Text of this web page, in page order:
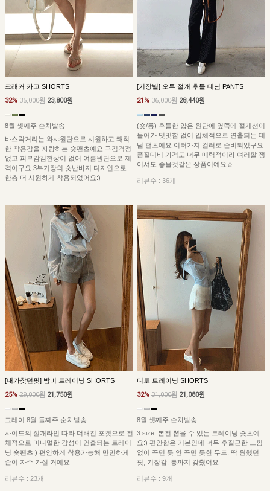
크래커 카고 SHORTS
32% 35,000원 23,800원
8월 셋째주 순차발송
바스락거리는 와샤원단으로 시원하고 쾌적
한 착용감을 자랑하는 숏팬츠예요 구김걱정
없고 피부감김현상이 없어 여름원단으로 제
격이구요 3부기장의 숏반바지 디자인으로
한층 더 시원하게 착용되었어요:)
[기장별] 오투 절개 후들 데님 PANTS
21% 36,000원 28,440원
(숏/롱) 후들한 얇은 원단에 옆쪽에 절개선이
들어가 밋밋함 없이 입체적으로 연출되는 데
님 팬츠예요 여러가지 컬러로 준비되었구요
품질대비 가격도 너무 매력적이라 여러깔 쟁
이셔도 좋을것같은 상품이예요☆
리뷰수 : 36개
[내가찾던핏] 밤비 트레이닝 SHORTS
25% 29,000원 21,750원
그레이 8월 둘째주 순차발송
사이드의 절개라인 따라 더해진 포켓으로 전
체적으로 미니멀한 감성이 연출되는 트레이
닝 숏팬츠:) 편안하게 착용가능해 만만하게
손이 자주 가실 거예요
리뷰수 : 23개
디토 트레이닝 SHORTS
32% 31,000원 21,080원
8월 셋째주 순차발송
3 size. 본전 뽑을 수 있는 트레이닝 숏츠에
요:) 편안함은 기본인데 너무 후질근한 느낌
없이 꾸민 듯 안 꾸민 듯한 무드. 딱 원했던
핏, 기장감, 통까지 갖췄어요
리뷰수 : 9개